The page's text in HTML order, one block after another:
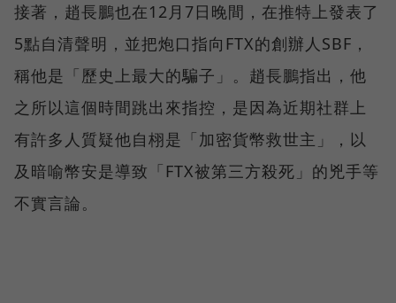
接著，趙長鵬也在12月7日晚間，在推特上發表了
5點自清聲明，並把炮口指向FTX的創辦人SBF，
稱他是「歷史上最大的騙子」。趙長鵬指出，他
之所以這個時間跳出來指控，是因為近期社群上
有許多人質疑他自栩是「加密貨幣救世主」，以
及暗喻幣安是導致「FTX被第三方殺死」的兇手等
不實言論。